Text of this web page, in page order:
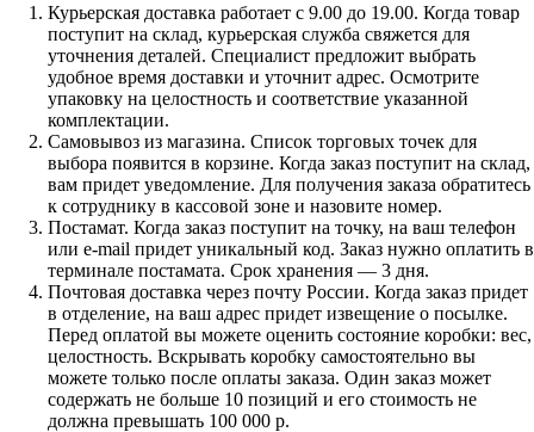
Курьерская доставка работает с 9.00 до 19.00. Когда товар
поступит на склад, курьерская служба свяжется для
уточнения деталей. Специалист предложит выбрать
удобное время доставки и уточнит адрес. Осмотрите
упаковку на целостность и соответствие указанной
комплектации.
Самовывоз из магазина. Список торговых точек для
выбора появится в корзине. Когда заказ поступит на склад,
вам придет уведомление. Для получения заказа обратитесь
к сотруднику в кассовой зоне и назовите номер.
Постамат. Когда заказ поступит на точку, на ваш телефон
или e-mail придет уникальный код. Заказ нужно оплатить в
терминале постамата. Срок хранения — 3 дня.
Почтовая доставка через почту России. Когда заказ придет
в отделение, на ваш адрес придет извещение о посылке.
Перед оплатой вы можете оценить состояние коробки: вес,
целостность. Вскрывать коробку самостоятельно вы
можете только после оплаты заказа. Один заказ может
содержать не больше 10 позиций и его стоимость не
должна превышать 100 000 р.